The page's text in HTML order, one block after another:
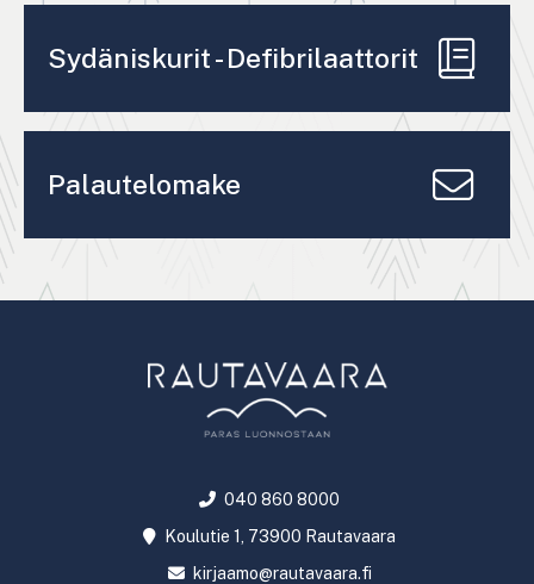
Sydäniskurit - Defibrilaattorit
Palautelomake
040 860 8000
Koulutie 1, 73900 Rautavaara
kirjaamo@rautavaara.fi